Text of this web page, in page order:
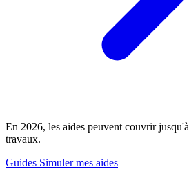
En 2026, les aides peuvent couvrir jusqu'à
travaux.
Guides Simuler mes aides